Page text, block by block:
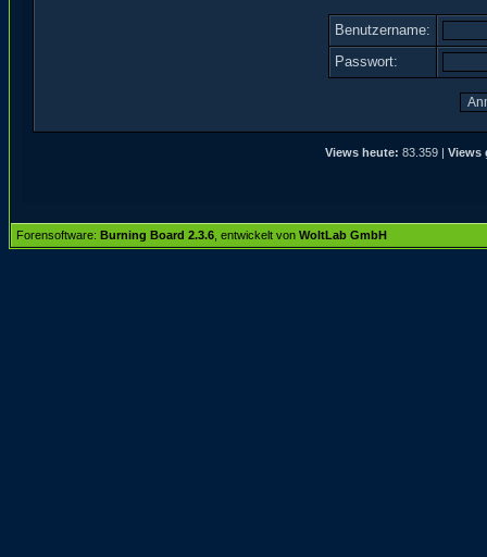
Benutzername:
Passwort:
Views heute: 83.359 | Views
Forensoftware: Burning Board 2.3.6 , entwickelt von WoltLab GmbH